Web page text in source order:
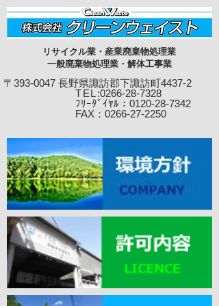
リサイクル業・産業廃棄物処理業
一般廃棄物処理業・解体工事業
〒393-0047 長野県諏訪郡下諏訪町4437-2
TEL :0266-28-7328
ﾌﾘｰﾀﾞｲﾔﾙ：0120-28-7342
​ FAX：0266-27-2250